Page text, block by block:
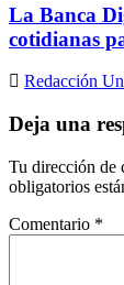
La Banca
cotidianas
Redacción
Deja una
Tu dirección de
obligatorios
Comentario *